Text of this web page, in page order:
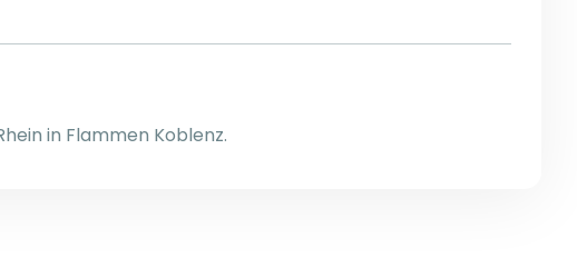
in Flammen Koblenz.